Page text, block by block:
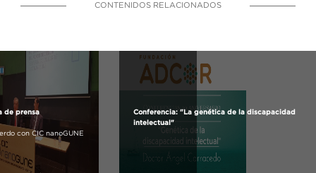
CONTENIDOS RELACIONADOS
de prensa
con CIC nanoGUNE
Conferencia: "La genética de la discapacidad
intelectual"